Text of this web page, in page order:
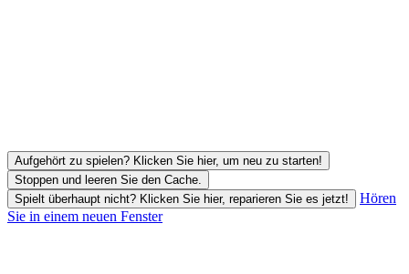
Aufgehört zu spielen? Klicken Sie hier, um neu zu starten!
Stoppen und leeren Sie den Cache.
Spielt überhaupt nicht? Klicken Sie hier, reparieren Sie es jetzt!
Hören
Sie in einem neuen Fenster